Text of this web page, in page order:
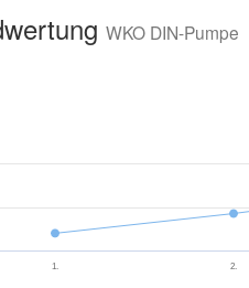
WKO DIN-Pumpe
1. 2.